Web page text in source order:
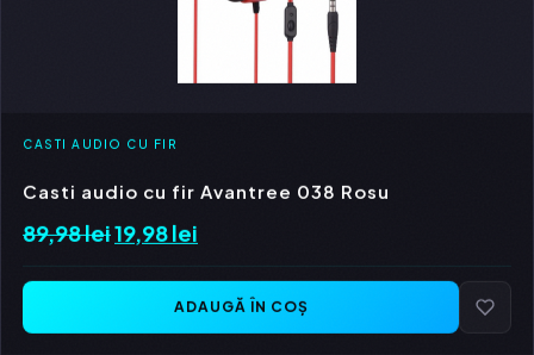
CASTI AUDIO CU FIR
Casti audio cu fir Avantree 038 Rosu
89,98leiPrețul
fost:
19,98 lei
este:
19,98 lei.
ADAUGĂ ÎN COȘ